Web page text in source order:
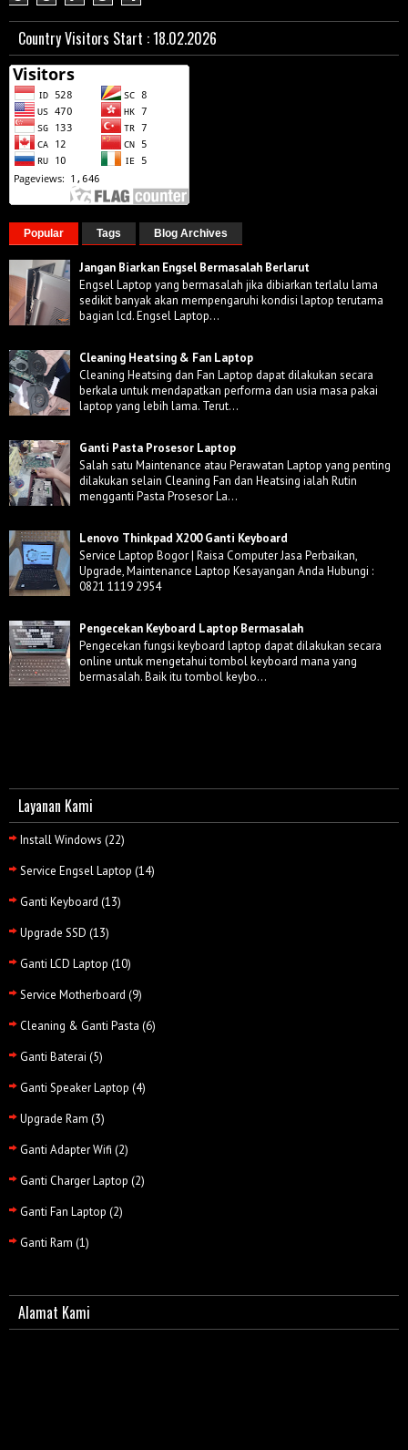
Country Visitors Start : 18.02.2026
Popular Tags Blog Archives
Jangan Biarkan Engsel Bermasalah Berlarut
Engsel Laptop yang bermasalah jika dibiarkan terlalu lama
sedikit banyak akan mempengaruhi kondisi laptop terutama
bagian lcd. Engsel Laptop...
Cleaning Heatsing & Fan Laptop
Cleaning Heatsing dan Fan Laptop dapat dilakukan secara
berkala untuk mendapatkan performa dan usia masa pakai
laptop yang lebih lama. Terut...
Ganti Pasta Prosesor Laptop
Salah satu Maintenance atau Perawatan Laptop yang penting
dilakukan selain Cleaning Fan dan Heatsing ialah Rutin
mengganti Pasta Prosesor La...
Lenovo Thinkpad X200 Ganti Keyboard
Service Laptop Bogor | Raisa Computer Jasa Perbaikan,
Upgrade, Maintenance Laptop Kesayangan Anda Hubungi :
0821 1119 2954
Pengecekan Keyboard Laptop Bermasalah
Pengecekan fungsi keyboard laptop dapat dilakukan secara
online untuk mengetahui tombol keyboard mana yang
bermasalah. Baik itu tombol keybo...
Layanan Kami
Install Windows (22)
Service Engsel Laptop (14)
Ganti Keyboard (13)
Upgrade SSD (13)
Ganti LCD Laptop (10)
Service Motherboard (9)
Cleaning & Ganti Pasta (6)
Ganti Baterai (5)
Ganti Speaker Laptop (4)
Upgrade Ram (3)
Ganti Adapter Wifi (2)
Ganti Charger Laptop (2)
Ganti Fan Laptop (2)
Ganti Ram (1)
Alamat Kami